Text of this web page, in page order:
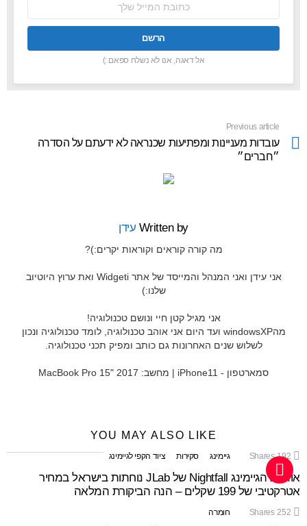
אל דאגה, אנו לא נשלח ספאם :)
more
Previous article
עובדות מעניינות ומפתיעות שכנראה לא ידעתם על הסדרה
״חברים״
Written by עידן
מה קורה קוראים וקוראות יקרים:)?
אני עידן ואני המנהל והמייסד של אתר Widgeti ואת ערוץ היוטיוב
שלנו:)
אני מגיל קטן חיי ונושם טכנולוגיה!
מהwindowsXP ועד היום אני אוהב טכנולוגיה, לומד טכנולוגיה ונכון
לשלוש שנים האחרונות גם כותב ומפיק תכני טכנולוגיה.
סמארטפון - iPhone11 | מחשב: MacBook Pro 15" 2017
YOU MAY ALSO LIKE
192
Shares גיימינג סקירות ציוד הקפי לגיימינג
אוזניות הגיימינג Nightfall של JLab נוחתות בישראל במחיר
אטרקטיבי של 199 שקלים – הנה הביקורת המלאה
252
Shares חומרה